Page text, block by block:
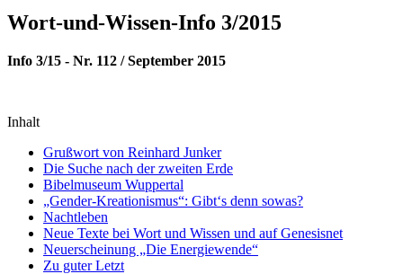
Wort-und-Wissen-Info 3/2015
Info 3/15 - Nr. 112 / September 2015
Inhalt
Grußwort von Reinhard Junker
Die Suche nach der zweiten Erde
Bibelmuseum Wuppertal
„Gender-Kreationismus“: Gibt‘s denn sowas?
Nachtleben
Neue Texte bei Wort und Wissen und auf Genesisnet
Neuerscheinung „Die Energiewende“
Zu guter Letzt